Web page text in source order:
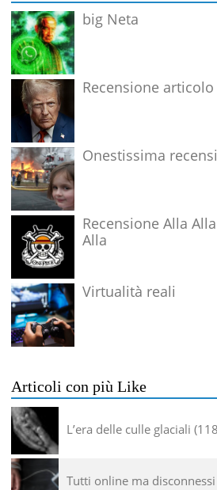
big Neta
Recensione
Onestissima
Recensione Alla
Alla
Virtualità reali
Articoli con più Like
L’era delle culle glaciali 118
Tutti online ma disconnessi